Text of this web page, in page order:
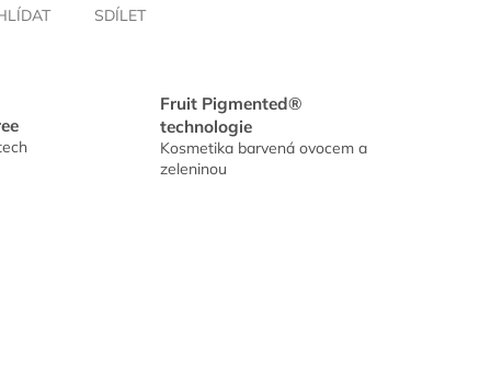
SDÍLET
Fruit Pigmented®
technologie
Kosmetika barvená ovocem a
zeleninou